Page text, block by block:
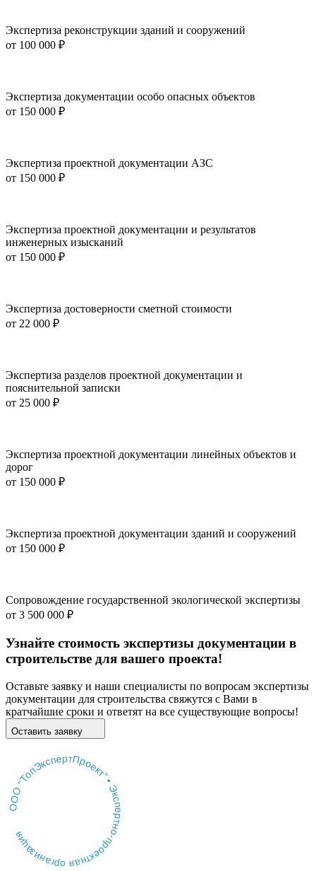
Экспертиза реконструкции зданий и сооружений
от 100 000 ₽
Экспертиза документации особо опасных объектов
от 150 000 ₽
Экспертиза проектной документации АЗС
от 150 000 ₽
Экспертиза проектной документации и результатов
инженерных изысканий
от 150 000 ₽
Экспертиза достоверности сметной стоимости
от 22 000 ₽
Экспертиза разделов проектной документации и
пояснительной записки
от 25 000 ₽
Экспертиза проектной документации линейных объектов и
дорог
от 150 000 ₽
Экспертиза проектной документации зданий и сооружений
от 150 000 ₽
Сопровождение государственной экологической экспертизы
от 3 500 000 ₽
Узнайте стоимость экспертизы документации в
строительстве для вашего проекта!
Оставьте заявку и наши специалисты по вопросам экспертизы
документации для строительства свяжутся с Вами в
кратчайшие сроки и ответят на все существующие вопросы!
Оставить заявку
ООО "ТопЭкспертПроект" • Экспертно-проектная организация